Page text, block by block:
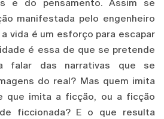
e do pensamento. Assim se
manifestada pelo engenheiro
vida é um esforço para escapar
é essa de que se pretende
falar das narrativas que se
do real? Mas quem imita
que imita a ficção, ou a ficção
ficcionada? E o que resulta